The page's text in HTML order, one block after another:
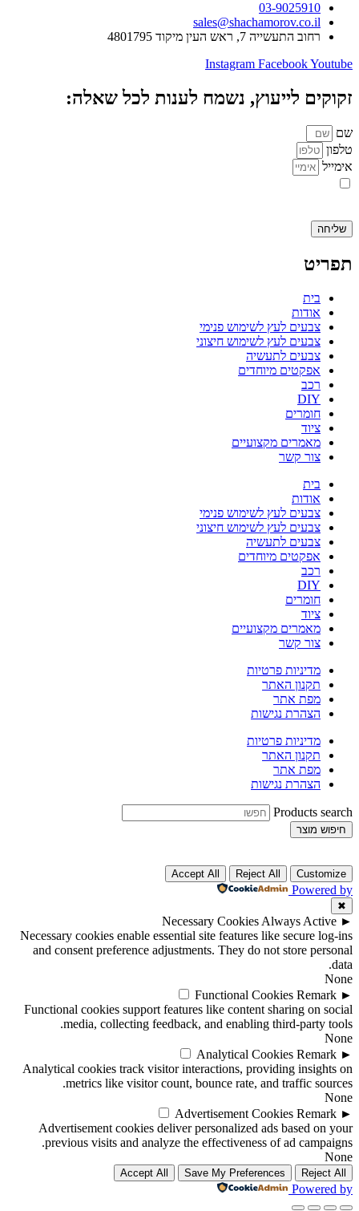
03-9025910
sales@shachamorov.co.il
רחוב התעשייה 7, ראש העין מיקוד 4801795
Instagram FacebookYoutube
זקוקים לייעוץ, נשמח לענות לכל שאלה:
שם
טלפון
אימייל
שליחה
תפריט
בית
אודות
צבעים לעץ לשימוש פנימי
צבעים לעץ לשימוש חיצוני
צבעים לתעשיה
אפקטים מיוחדים
רכב
DIY
חומרים
ציוד
מאמרים מקצועיים
צור קשר
בית
אודות
צבעים לעץ לשימוש פנימי
צבעים לעץ לשימוש חיצוני
צבעים לתעשיה
אפקטים מיוחדים
רכב
DIY
חומרים
ציוד
מאמרים מקצועיים
צור קשר
מדיניות פרטיות
תקנון האתר
מפת אתר
הצהרת נגישות
מדיניות פרטיות
תקנון האתר
מפת אתר
הצהרת נגישות
Products search
חיפוש מוצר
Customize
Reject All
Accept All
Powered by
✖
►
Necessary Cookies Always Active
Necessary cookies enable essential site features like secure log-ins
and consent preference adjustments. They do not store personal
data.
None
►
Functional Cookies Remark
Functional cookies support features like content sharing on social
media, collecting feedback, and enabling third-party tools.
None
►
Analytical Cookies Remark
Analytical cookies track visitor interactions, providing insights on
metrics like visitor count, bounce rate, and traffic sources.
None
►
Advertisement Cookies Remark
Advertisement cookies deliver personalized ads based on your
previous visits and analyze the effectiveness of ad campaigns.
None
Reject All
Save My Preferences
Accept All
Powered by